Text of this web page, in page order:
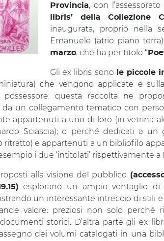
Provincia, con
libris’ della Collezione
inaugurata, proprio nella
Emanuele (atrio piano
marzo, che ha per titolo “
Gli ex libris sono le piccole
che vengono applicate e
possessore: questa raccolta ne
da un collegamento tematico con
appartenuti a uno di loro (in vetrina
Sciascia); o perché dedicati a un
ritratto) e appartenuti a un bibliofilo
i due ‘intitolati’ rispettivamente
alla visione del pubblico
esplorano un ampio ventaglio
un interessante intreccio di stili
valore: preziosi non solo perché
storici. D’altra parte gli ex
dei volumi catalogati in una